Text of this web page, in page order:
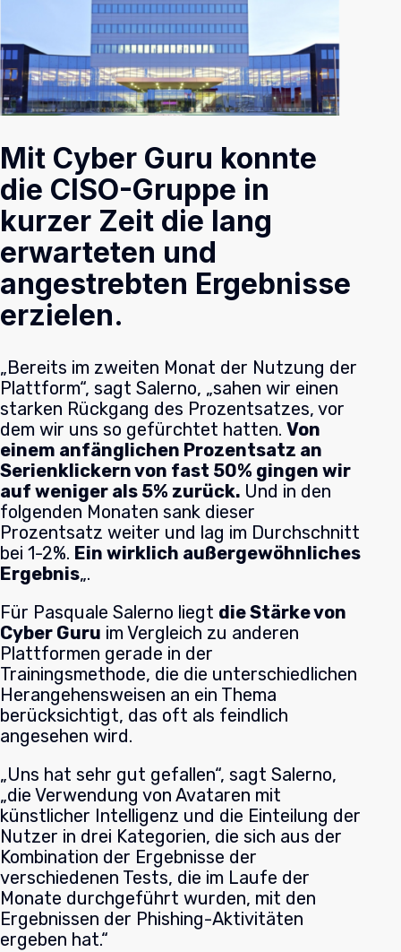
Mit Cyber Guru konnte
die CISO-Gruppe in
kurzer Zeit die lang
erwarteten und
angestrebten Ergebnisse
erzielen.
„Bereits im zweiten Monat der Nutzung der
Plattform“, sagt Salerno, „sahen wir einen
starken Rückgang des Prozentsatzes, vor
dem wir uns so gefürchtet hatten. Von
einem anfänglichen Prozentsatz an
Serienklickern von fast 50% gingen wir
auf weniger als 5% zurück. Und in den
folgenden Monaten sank dieser
Prozentsatz weiter und lag im Durchschnitt
bei 1-2%. Ein wirklich außergewöhnliches
Ergebnis„.
Für Pasquale Salerno liegt die Stärke von
Cyber Guru im Vergleich zu anderen
Plattformen gerade in der
Trainingsmethode, die die unterschiedlichen
Herangehensweisen an ein Thema
berücksichtigt, das oft als feindlich
angesehen wird.
„Uns hat sehr gut gefallen“, sagt Salerno,
„die Verwendung von Avataren mit
künstlicher Intelligenz und die Einteilung der
Nutzer in drei Kategorien, die sich aus der
Kombination der Ergebnisse der
verschiedenen Tests, die im Laufe der
Monate durchgeführt wurden, mit den
Ergebnissen der Phishing-Aktivitäten
ergeben hat.“